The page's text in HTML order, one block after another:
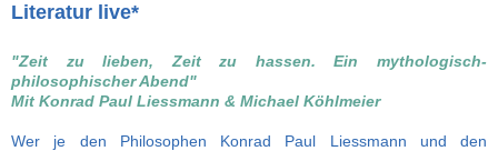
Literatur live*
"Zeit zu lieben, Zeit zu hassen. Ein mythologisch-
philosophischer Abend"
Mit Konrad Paul Liessmann & Michael Köhlmeier
Wer je den Philosophen Konrad Paul Liessmann und den